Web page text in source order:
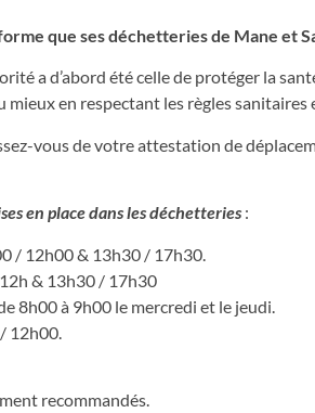
que ses déchetteries de Mane
a d’abord été celle de protéger la
en respectant les règles sanitaires
vous de votre attestation de
en place dans les déchetteries :
/ 12h00 & 13h30 / 17h30.
& 13h30 / 17h30
8h00 à 9h00 le mercredi et le jeudi.
12h00.
recommandés.